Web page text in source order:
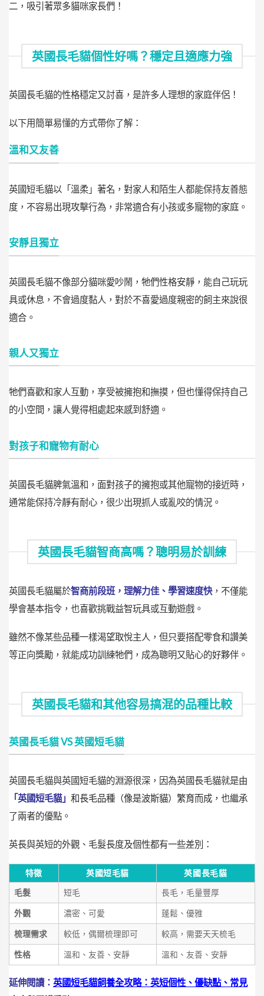
二，吸引著眾多貓咪家長們！
英國長毛貓個性好嗎？穩定且適應力強
英國長毛貓的性格穩定又討喜，是許多人理想的家庭伴侶！
以下用簡單易懂的方式帶你了解：
溫和又友善
英國短毛貓以「溫柔」著名，對家人和陌生人都能保持友善態
度，不容易出現攻擊行為，非常適合有小孩或多寵物的家庭。
安靜且獨立
英國長毛貓不像部分貓咪愛吵鬧，牠們性格安靜，能自己玩玩
具或休息，不會過度黏人，對於不喜愛過度親密的飼主來說很
適合。
親人又獨立
牠們喜歡和家人互動，享受被擁抱和撫摸，但也懂得保持自己
的小空間，讓人覺得相處起來感到舒適。
對孩子和寵物有耐心
英國長毛貓脾氣溫和，面對孩子的擁抱或其他寵物的接近時，
通常能保持冷靜有耐心，很少出現抓人或亂咬的情況。
英國長毛貓智商高嗎？聰明易於訓練
英國長毛貓屬於智商前段班 ，理解力佳、學習速度快，不僅能
學會基本指令，也喜歡挑戰益智玩具或互動遊戲。
雖然不像某些品種一樣渴望取悅主人，但只要搭配零食和讚美
等正向獎勵，就能成功訓練牠們，成為聰明又貼心的好夥伴。
英國長毛貓和其他容易搞混的品種比較
英國長毛貓 VS 英國短毛貓
英國長毛貓與英國短毛貓的淵源很深，因為英國長毛貓就是由
「英國短毛貓」 和長毛品種（像是波斯貓）繁育而成 ，也繼承
了兩者的優點。
英長與英短的外觀、毛髮長度及個性都有一些差別：
特徵 英國短毛貓
英國長毛貓
毛髮
短毛 長毛，毛量豐厚
外觀 濃密、可愛 蓬鬆、優雅
梳理需求 較低，偶爾梳理即可 較高，需要天天梳毛
性格 溫和、友善、安靜 溫和、友善、安靜
延伸閱讀： 英國短毛貓飼養全攻略：英短個性、優缺點、常見